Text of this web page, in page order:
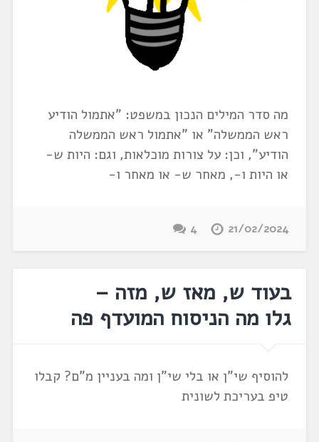
מה סדר המילים הנכון במשפט: "אתמול הודיע
ראש הממשלה" או "אתמול ראש הממשלה
הודיע", וכן: על צורות מוכלאות, וגם: היות ש-
או היות ו-, מאחר ש- או מאחר ו-
21/02/2024
4
בעוד ש, מאז ש, מזה –
גלו מה הניסוח המועדף פה
להוסיף שי"ן או בלי שי"ן ומה בעניין מ"ם? קבלו
טיפ בעריכת לשונית